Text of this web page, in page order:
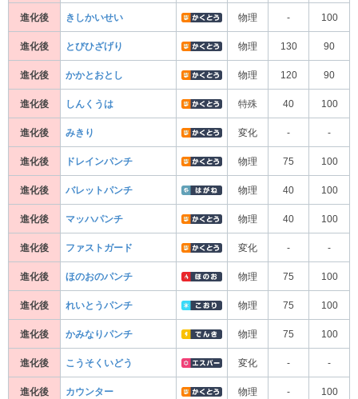
進化後 きしかいせい 物理 - 100
進化後 とびひざげり 物理 130 90
進化後 かかとおとし 物理 120 90
進化後 しんくうは 特殊 40 100
進化後 みきり 変化 - -
進化後 ドレインパンチ 物理 75 100
進化後 バレットパンチ 物理 40 100
進化後 マッハパンチ 物理 40 100
進化後 ファストガード 変化 - -
進化後 ほのおのパンチ 物理 75 100
進化後 れいとうパンチ 物理 75 100
進化後 かみなりパンチ 物理 75 100
進化後 こうそくいどう 変化 - -
進化後 カウンター 物理 - 100